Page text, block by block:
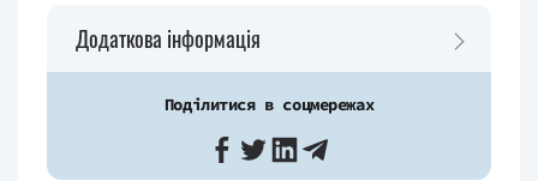
Додаткова інформація
Поділитися в соцмережах